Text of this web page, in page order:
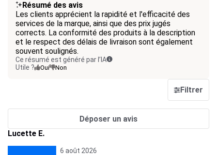
Résumé des avis
Les clients apprécient la rapidité et l'efficacité des
services de la marque, ainsi que des prix jugés
corrects. La conformité des produits à la description
et le respect des délais de livraison sont également
souvent soulignés.
Ce résumé est généré par l’IA
Utile ?
Oui Non
Filtrer
Déposer un avis
Lucette E.
6 août 2026